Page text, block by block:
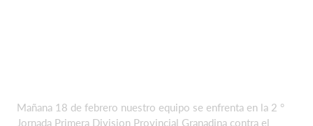
Mañana 18 de febrero nuestro equipo se enfrenta en la 2 °
Jornada Primera Division Provincial Granadina contra el